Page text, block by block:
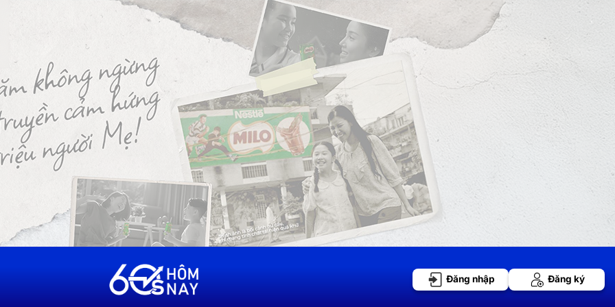
Đăng nhập Đăng ký